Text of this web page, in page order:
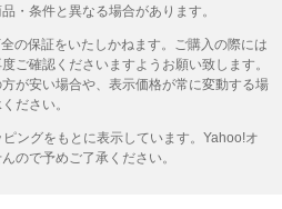
・条件と異なる場合があります。
の保証をいたしかねます。ご購入の際には
ご確認くださいますようお願い致します。
が安い場合や、表示価格が常に変動する場
ださい。
ングをもとに表示しています。Yahoo!オ
ので予めご了承ください。